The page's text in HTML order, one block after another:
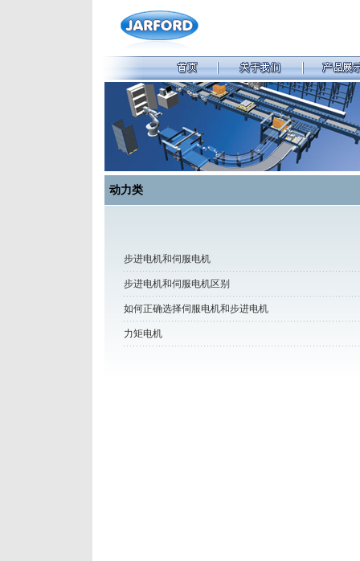
动力类
步进电机和伺服电机
步进电机和伺服电机区别
如何正确选择伺服电机和步进电机
力矩电机